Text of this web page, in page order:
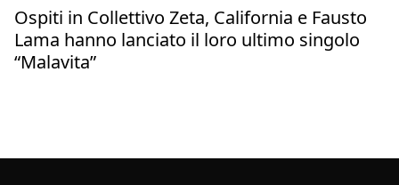
Ospiti in Collettivo Zeta, California e Fausto
Lama hanno lanciato il loro ultimo singolo
“Malavita”